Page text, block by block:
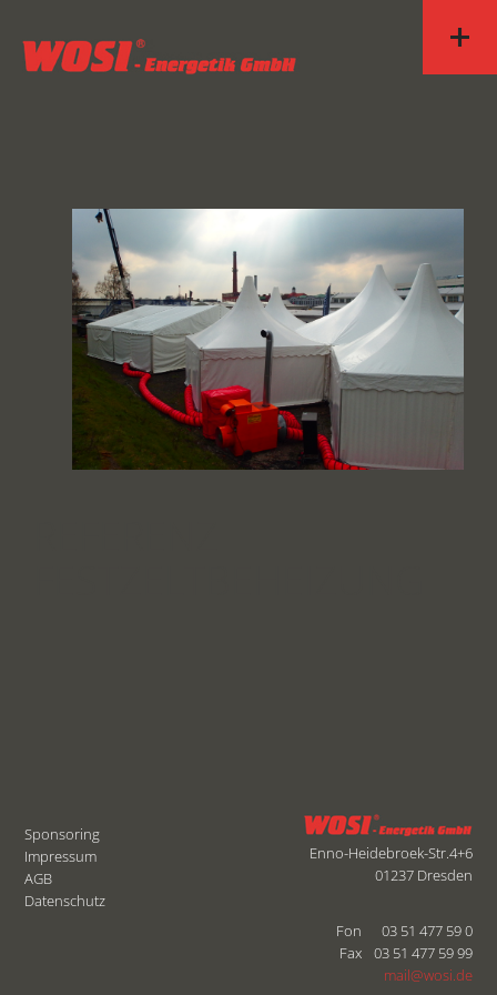
Sponsoring
Impressum
AGB
Datenschutz
Fon
03 51 477 59 0
Fax
03 51 477 59 99
mail@wosi.de
Enno-Heidebroek-Str.4+6
01237 Dresden